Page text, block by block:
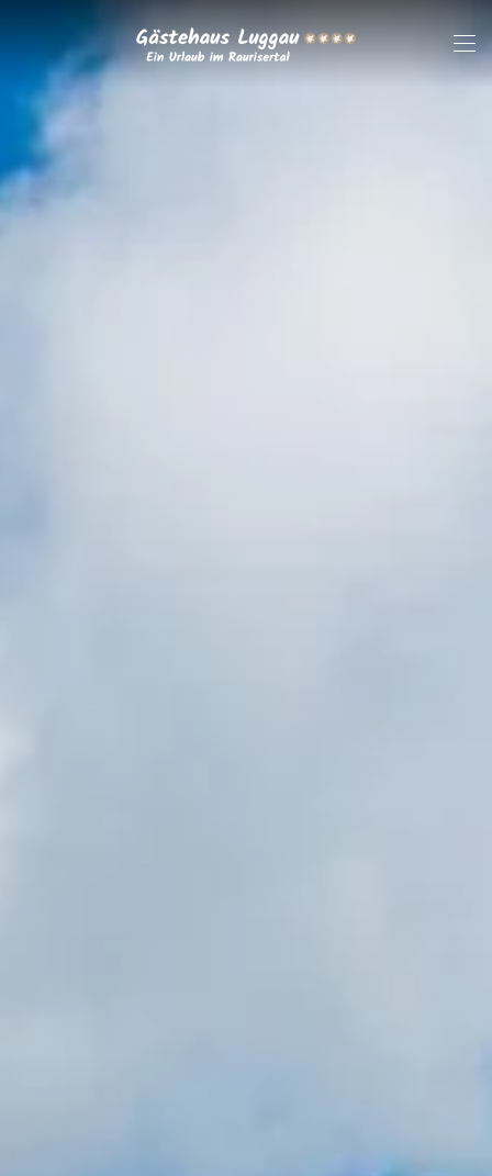
Zum Hauptinhalt springen